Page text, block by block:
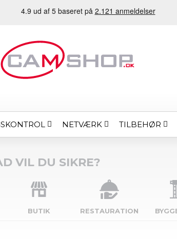
NETVÆRK TILBEHØR
VIL DU SIKRE?
BUTIK RESTAURATION